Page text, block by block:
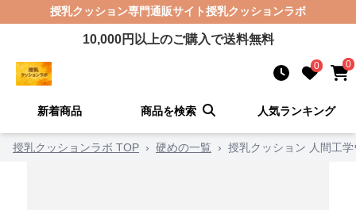
授乳クッション専門通販サイト授乳クッションラボ
10,000円以上のご購入で送料無料
0 0
新着商品 商品を検索 人気ランキング
授乳クッションラボ TOP › 硬めの一覧 › 授乳クッション 人間工